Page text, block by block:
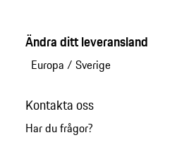
Ändra ditt leveransland
Europa / Sverige
Kontakta oss
Har du frågor?